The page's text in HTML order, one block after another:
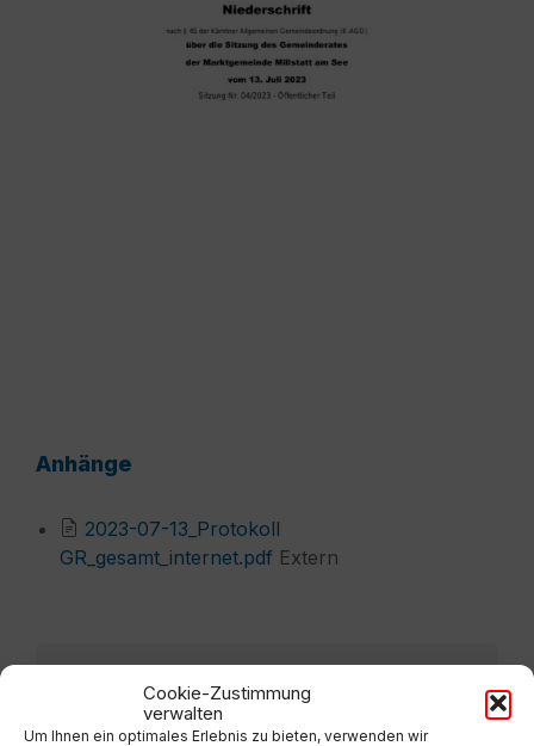
Cookie-Zustimmung
verwalten
Um Ihnen ein optimales Erlebnis zu bieten, verwenden wir
Anhänge
2023-07-13_Protokoll
GR_gesamt_internet.pdf File
Extern
Vorherige
Protokoll GR 14-12-2023